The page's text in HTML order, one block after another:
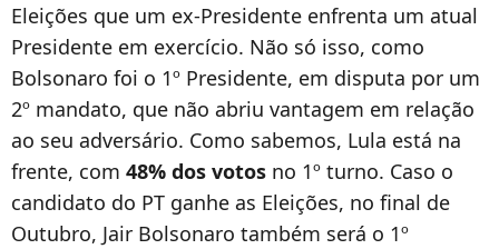
Eleições que um ex-Presidente enfrenta um atual
Presidente em exercício. Não só isso, como
Bolsonaro foi o 1º Presidente, em disputa por um
2º mandato, que não abriu vantagem em relação
ao seu adversário. Como sabemos, Lula está na
frente, com 48% dos votos no 1º turno. Caso o
candidato do PT ganhe as Eleições, no final de
Outubro, Jair Bolsonaro também será o 1º